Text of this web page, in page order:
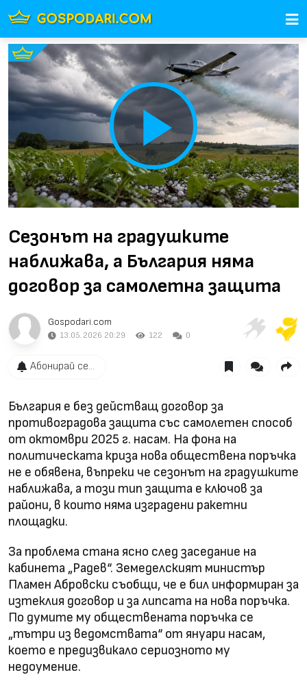
Play
Video
Сезонът на градушките
наближава, а България няма
договор за самолетна защита
Gospodari.com
13.05.2026 20:29 122 0
Абонирай се...
България е без действащ договор за
противоградова защита със самолетен способ
от октомври 2025 г. насам. На фона на
политическата криза нова обществена поръчка
не е обявена, въпреки че сезонът на градушките
наближава, а този тип защита е ключов за
райони, в които няма изградени ракетни
площадки.
За проблема стана ясно след заседание на
кабинета „Радев“. Земеделският министър
Пламен Абровски съобщи, че е бил информиран за
изтеклия договор и за липсата на нова поръчка.
По думите му обществената поръчка се
„тътри из ведомствата“ от януари насам,
което е предизвикало сериозното му
недоумение.